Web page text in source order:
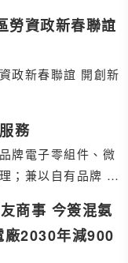
勞資政新春聯誼
政新春聯誼 開創新
務
牌電子零組件、微
；兼以自有品牌 S
商事 今簽混氨
2030年減900